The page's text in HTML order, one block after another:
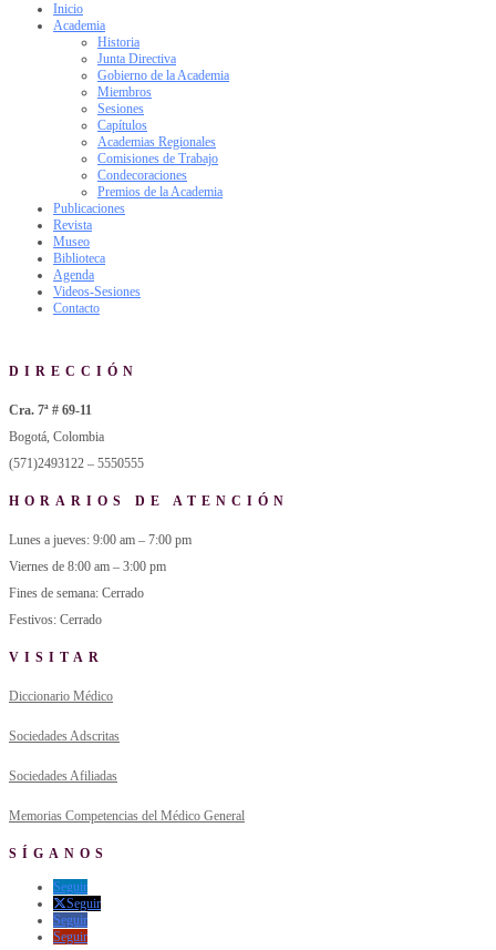
Inicio
Academia
Historia
Junta Directiva
Gobierno de la Academia
Miembros
Sesiones
Capítulos
Academias Regionales
Comisiones de Trabajo
Condecoraciones
Premios de la Academia
Publicaciones
Revista
Museo
Biblioteca
Agenda
Videos-Sesiones
Contacto
DIRECCIÓN
Cra. 7ª # 69-11
Bogotá, Colombia
(571)2493122 – 5550555
HORARIOS DE ATENCIÓN
Lunes a jueves: 9:00 am – 7:00 pm
Viernes de 8:00 am – 3:00 pm
Fines de semana: Cerrado
Festivos: Cerrado
VISITAR
Diccionario Médico
Sociedades Adscritas
Sociedades Afiliadas
Memorias Competencias del Médico General
SÍGANOS
Seguir
Seguir
Seguir
Seguir